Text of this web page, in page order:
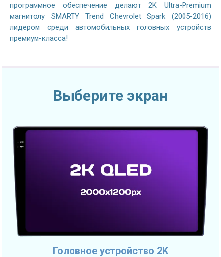
программное обеспечение делают 2K Ultra-Premium
магнитолу SMARTY Trend Chevrolet Spark (2005-2016)
лидером среди автомобильных головных устройств
премиум-класса!
Выберите экран
Головное устройство 2K